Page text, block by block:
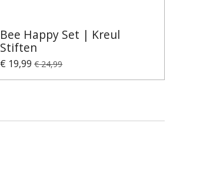
Bee Happy Set | Kreul
Stiften
€ 19,99 € 24,99